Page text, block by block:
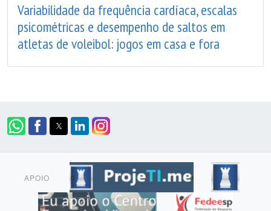
Variabilidade da frequência cardíaca, escalas
psicométricas e desempenho de saltos em
atletas de voleibol: jogos em casa e fora
APOIO